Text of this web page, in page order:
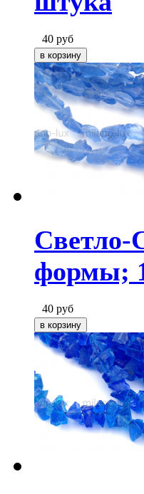
40 руб
Светло-
формы;
40 руб